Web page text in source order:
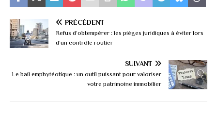
PRÉCÉDENT
Refus d’obtempérer : les pièges juridiques à éviter lors
d’un contrôle routier
SUIVANT
Le bail emphytéotique : un outil puissant pour valoriser
votre patrimoine immobilier